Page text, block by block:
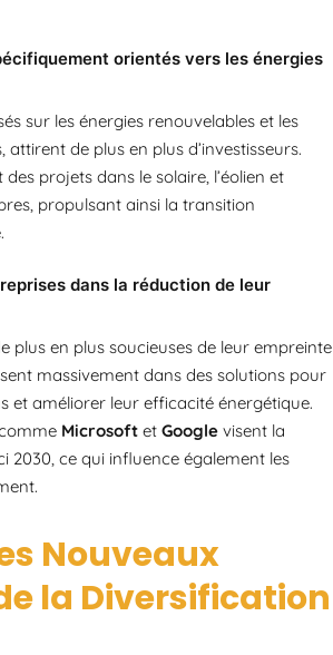
orientés vers les énergies
sur les énergies renouvelables et les
de plus en plus d’investisseurs.
projets dans le solaire, l’éolien et
propulsant ainsi la transition
dans la réduction de leur
plus en plus soucieuses de leur empreinte
massivement dans des solutions pour
et améliorer leur efficacité énergétique.
Microsoft et Google visent la
2030, ce qui influence également les
Nouveaux
la Diversification